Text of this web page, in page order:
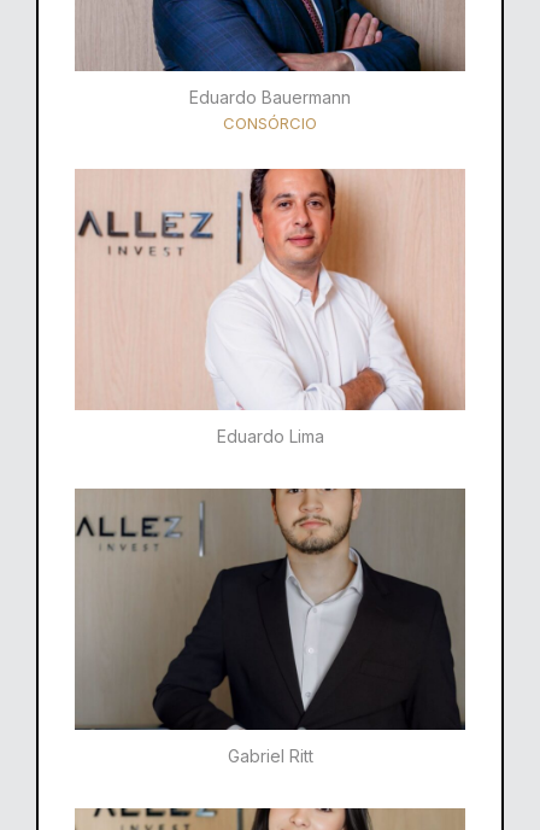
Eduardo Bauermann
CONSÓRCIO
Eduardo Lima
Gabriel Ritt